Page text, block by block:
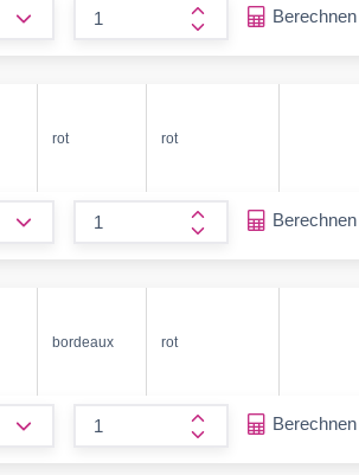
form.increase-amount
Berechnen
rot rot
form.increase-amount
Berechnen
bordeaux rot
form.increase-amount
Berechnen